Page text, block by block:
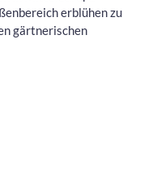
erblühen zu
gärtnerischen